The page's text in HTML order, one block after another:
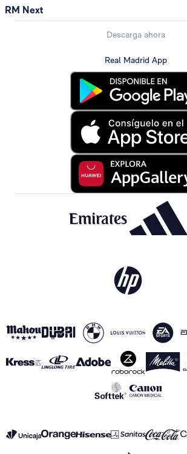
RM Next
Descarga ahora
Real Madrid App